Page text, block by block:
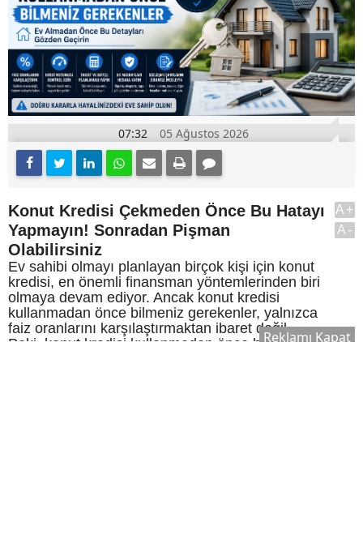
07:32 05 Ağustos 2026
Konut Kredisi Çekmeden Önce Bu Hatayı
Yapmayın! Sonradan Pişman
Olabilirsiniz
Ev sahibi olmayı planlayan birçok kişi için konut
kredisi, en önemli finansman yöntemlerinden biri
olmaya devam ediyor. Ancak konut kredisi
kullanmadan önce bilmeniz gerekenler, yalnızca
faiz oranlarını karşılaştırmaktan ibaret değil.
Peki, konut kredisi kullanmadan önce bilmeniz
A+
A-
Reklamı Kapat